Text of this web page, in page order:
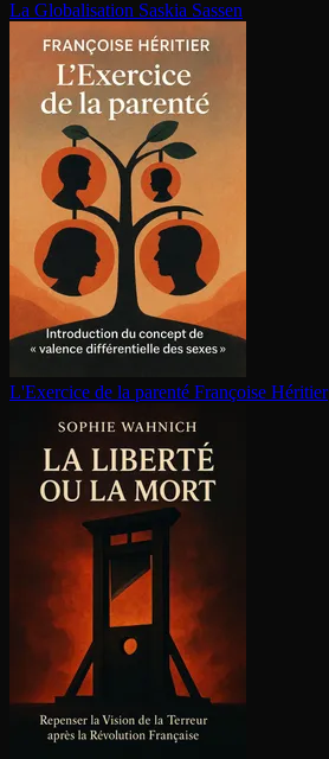
La Glo­ba­li­sa­tion Saskia Sassen
L'Exercice de la parenté Françoise Héritier